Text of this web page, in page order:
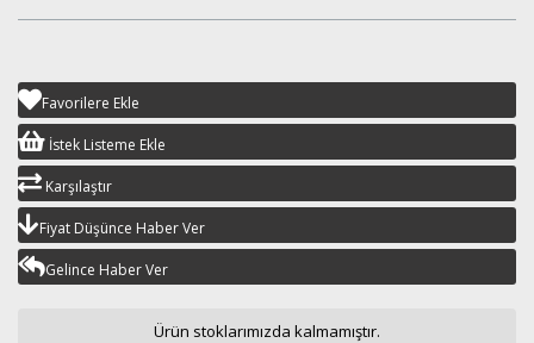
Favorilere Ekle
İstek Listeme Ekle
Karşılaştır
Fiyat Düşünce Haber Ver
Gelince Haber Ver
Ürün stoklarımızda kalmamıştır.